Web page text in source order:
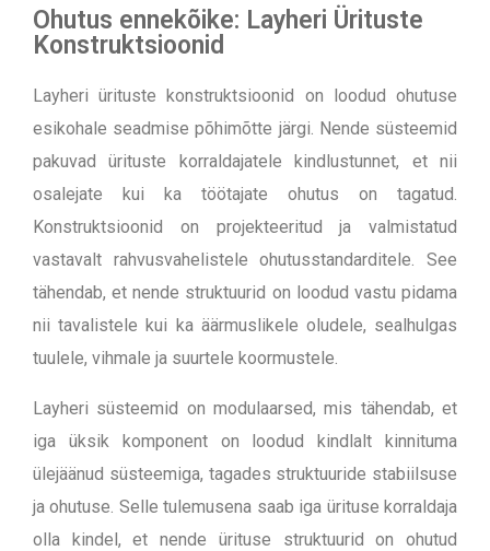
Ohutus ennekõike: Layheri Ürituste
Konstruktsioonid
Layheri ürituste konstruktsioonid on loodud ohutuse
esikohale seadmise põhimõtte järgi. Nende süsteemid
pakuvad ürituste korraldajatele kindlustunnet, et nii
osalejate kui ka töötajate ohutus on tagatud.
Konstruktsioonid on projekteeritud ja valmistatud
vastavalt rahvusvahelistele ohutusstandarditele. See
tähendab, et nende struktuurid on loodud vastu pidama
nii tavalistele kui ka äärmuslikele oludele, sealhulgas
tuulele, vihmale ja suurtele koormustele.
Layheri süsteemid on modulaarsed, mis tähendab, et
iga üksik komponent on loodud kindlalt kinnituma
ülejäänud süsteemiga, tagades struktuuride stabiilsuse
ja ohutuse. Selle tulemusena saab iga ürituse korraldaja
olla kindel, et nende ürituse struktuurid on ohutud